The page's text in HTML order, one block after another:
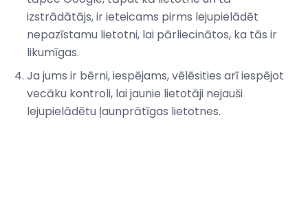
izstrādātājs, ir ieteicams pirms lejupielādēt
nepazīstamu lietotni, lai pārliecinātos, ka tās ir
likumīgas.
Ja jums ir bērni, iespējams, vēlēsities arī iespējot
vecāku kontroli, lai jaunie lietotāji nejauši
lejupielādētu ļaunprātīgas lietotnes.